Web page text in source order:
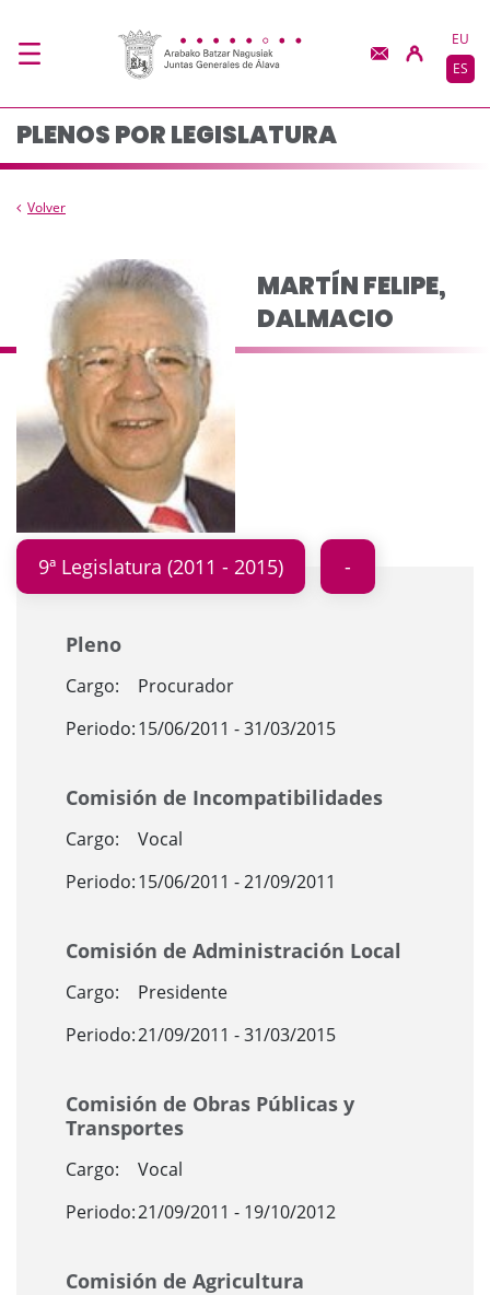
Composicion del
EU
ES
PLENOS POR LEGISLATURA
Volver
MARTÍN FELIPE,
DALMACIO
9ª Legislatura (2011 - 2015)
Pleno
Cargo:
Procurador
Periodo:15/06/2011 - 31/03/2015
Comisión de Incompatibilidades
Cargo:
Vocal
Periodo:15/06/2011 - 21/09/2011
Comisión de Administración Local
Cargo:
Presidente
Periodo:21/09/2011 - 31/03/2015
Comisión de Obras Públicas y
Transportes
Cargo:
Vocal
Periodo:21/09/2011 - 19/10/2012
Comisión de Agricultura